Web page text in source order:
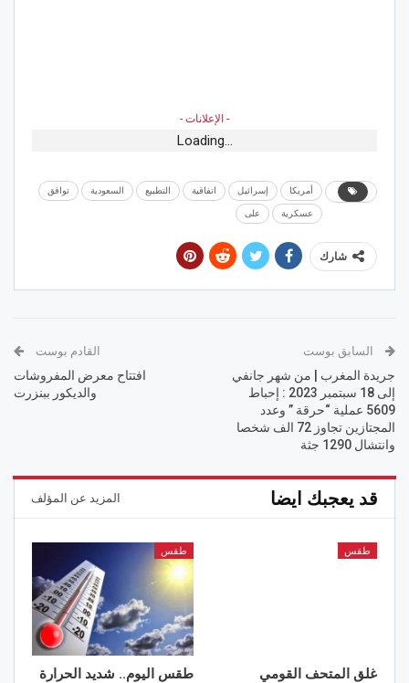
- الإعلانات -
Loading...
أمريكا إسرائيل اتفاقية التطبيع السعودية توافق
عسكرية على
شارك
السابق بوست
جريدة المغرب | من شهر جانفي
إلى 18 سبتمبر 2023 : إحباط
5609 عملية “حرقة ” وعدد
المجتازين تجاوز 72 الف شخصا
وانتشال 1290 جثة
القادم بوست
افتتاح معرض المفروشات
والديكور ببنزرت
قد يعجبك ايضا المزيد عن المؤلف
طقس
غلق المتحف القومي
طقس
طقس اليوم.. شديد الحرارة